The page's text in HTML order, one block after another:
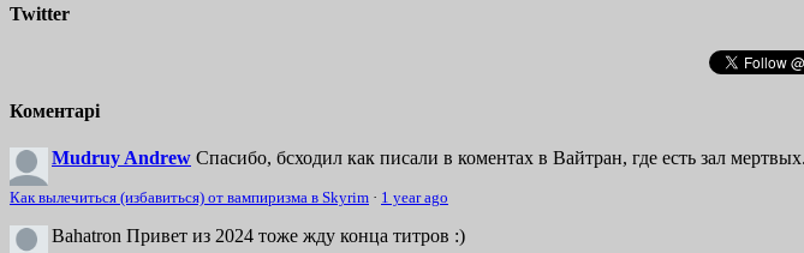
Twitter
Коментарі
Mudruy Andrew Спасибо, бсходил как писали в коментах в Вайтран, где есть зал
Как вылечиться (избавиться) от вампиризма в Skyrim · 1 year ago
Bahatron Привет из 2024 тоже жду конца титров :)